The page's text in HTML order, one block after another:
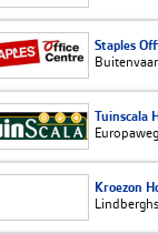
Staples
Tuinscala
Kroezon